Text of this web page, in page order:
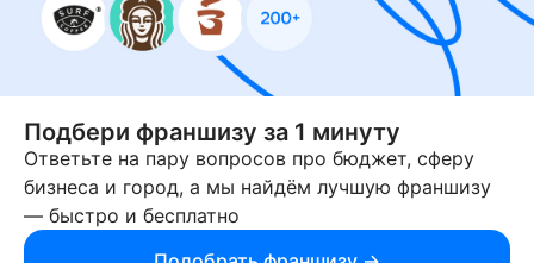
предоставления франшизы и действия лиц,
осуществленные на основании информации, имеющейся
на сайте или полученной через него. За достоверность
предоставленной информации несет ответственность
правообладатель.
© 2013-2026 Бизнесменс.ру. ИП Богомолов Ю. А. ИНН
166109472099 ОГРН 1315169000030181.
При использовании материалов гиперссылка на businessmens.ru
обязательна. 12+
Подбери франшизу за 1 минуту
Ответьте на пару вопросов про бюджет, сферу
бизнеса и город, а мы найдём лучшую франшизу
— быстро и бесплатно